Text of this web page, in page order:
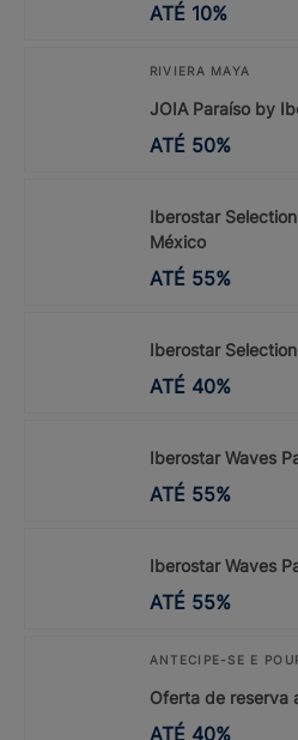
ATÉ 10%
RIVIERA MAYA
JOIA Paraíso by
ATÉ 50%
Iberostar Selection
México
ATÉ 55%
Iberostar
ATÉ 40%
Iberostar Waves
ATÉ 55%
Iberostar Waves
ATÉ 55%
ANTECIPE-SE E
Oferta de reserva
ATÉ 40%